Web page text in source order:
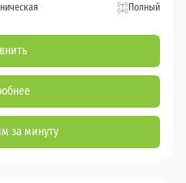
Полный
за минуту